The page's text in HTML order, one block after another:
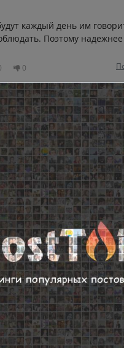
каждый день им
Поэтому
0
надёжное-это не
0
раз видела, как дети
все идет из
дороги нужно
0
вывод
0
выбегают из-за стоящих
раз видела таких детей ,
"стой" , вообще не